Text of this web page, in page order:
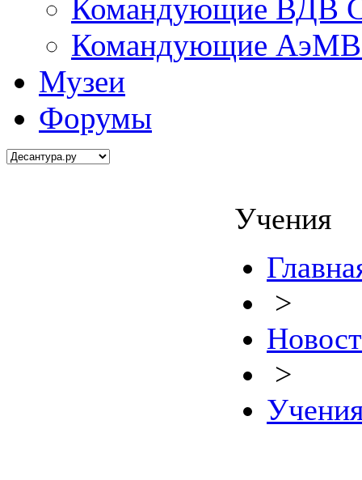
Командующие ВДВ
Командующие АэМВ
Музеи
Форумы
Учения
>
>